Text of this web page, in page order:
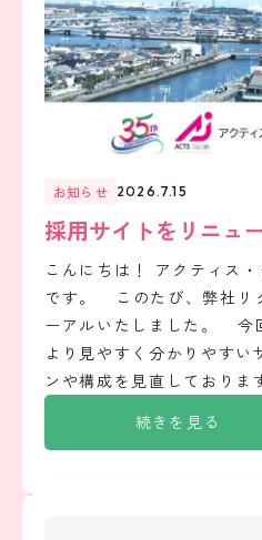
続きを見る
お知らせ 2026.7.15
採用サイトをリニュ
こんにちは！ アクティス
です。 このたび、弊社リ
ーアルいたしました。 今
より見やすく分かりやすい
ンや構成を見直しておりま